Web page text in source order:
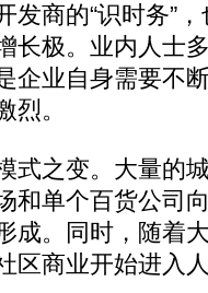
商的“识时务”，
长极。业内人士
企业自身需要不
烈。
之变。大量的
和单个百货公司
成。同时，随着
区商业开始进入